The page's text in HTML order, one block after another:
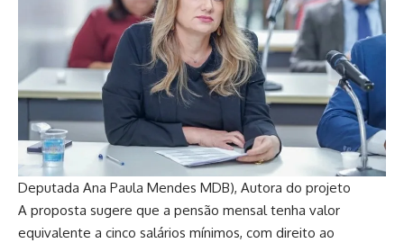
Deputada Ana Paula Mendes MDB), Autora do projeto
A proposta sugere que a pensão mensal tenha valor
equivalente a cinco salários mínimos, com direito ao